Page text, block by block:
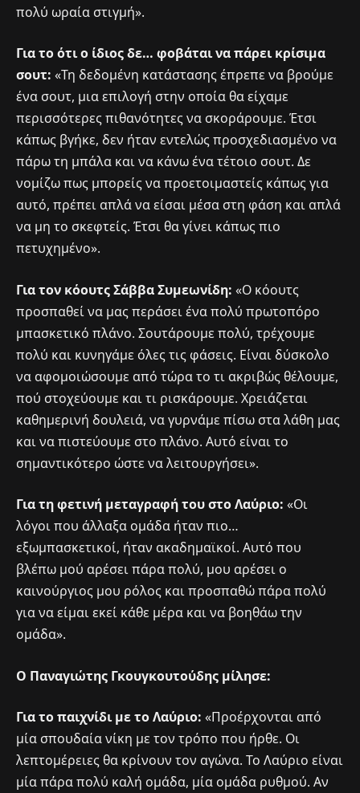
πολύ ωραία στιγμή».
Για το ότι ο ίδιος δε… φοβάται να πάρει κρίσιμα
σουτ: «Τη δεδομένη κατάστασης έπρεπε να βρούμε
ένα σουτ, μια επιλογή στην οποία θα είχαμε
περισσότερες πιθανότητες να σκοράρουμε. Έτσι
κάπως βγήκε, δεν ήταν εντελώς προσχεδιασμένο να
πάρω τη μπάλα και να κάνω ένα τέτοιο σουτ. Δε
νομίζω πως μπορείς να προετοιμαστείς κάπως για
αυτό, πρέπει απλά να είσαι μέσα στη φάση και απλά
να μη το σκεφτείς. Έτσι θα γίνει κάπως πιο
πετυχημένο».
Για τον κόουτς Σάββα Συμεωνίδη: «Ο κόουτς
προσπαθεί να μας περάσει ένα πολύ πρωτοπόρο
μπασκετικό πλάνο. Σουτάρουμε πολύ, τρέχουμε
πολύ και κυνηγάμε όλες τις φάσεις. Είναι δύσκολο
να αφομοιώσουμε από τώρα το τι ακριβώς θέλουμε,
πού στοχεύουμε και τι ρισκάρουμε. Χρειάζεται
καθημερινή δουλειά, να γυρνάμε πίσω στα λάθη μας
και να πιστεύουμε στο πλάνο. Αυτό είναι το
σημαντικότερο ώστε να λειτουργήσει».
Για τη φετινή μεταγραφή του στο Λαύριο: «Οι
λόγοι που άλλαξα ομάδα ήταν πιο…
εξωμπασκετικοί, ήταν ακαδημαϊκοί. Αυτό που
βλέπω μού αρέσει πάρα πολύ, μου αρέσει ο
καινούργιος μου ρόλος και προσπαθώ πάρα πολύ
για να είμαι εκεί κάθε μέρα και να βοηθάω την
ομάδα».
Ο Παναγιώτης Γκουγκουτούδης μίλησε:
Για το παιχνίδι με το Λαύριο: «Προέρχονται από
μία σπουδαία νίκη με τον τρόπο που ήρθε. Οι
λεπτομέρειες θα κρίνουν τον αγώνα. Το Λαύριο είναι
μία πάρα πολύ καλή ομάδα, μία ομάδα ρυθμού. Αν